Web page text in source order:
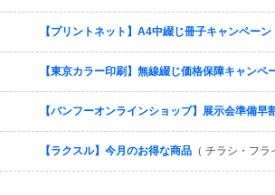
【プリントネット】A4中綴じ冊子キャンペーン
【東京カラー印刷】無線綴じ価格保障キャンペ
【バンフーオンラインショップ】展示会準備早
【ラクスル】今月のお得な商品 （ チラシ・フ